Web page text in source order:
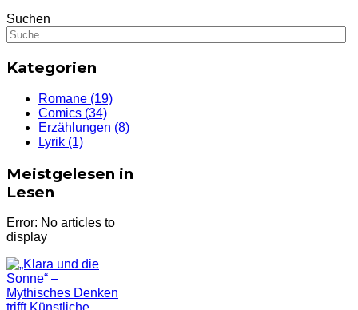
Suchen
Kategorien
Romane (19)
Comics (34)
Erzählungen (8)
Lyrik (1)
Meistgelesen in
Lesen
Error: No articles to
display